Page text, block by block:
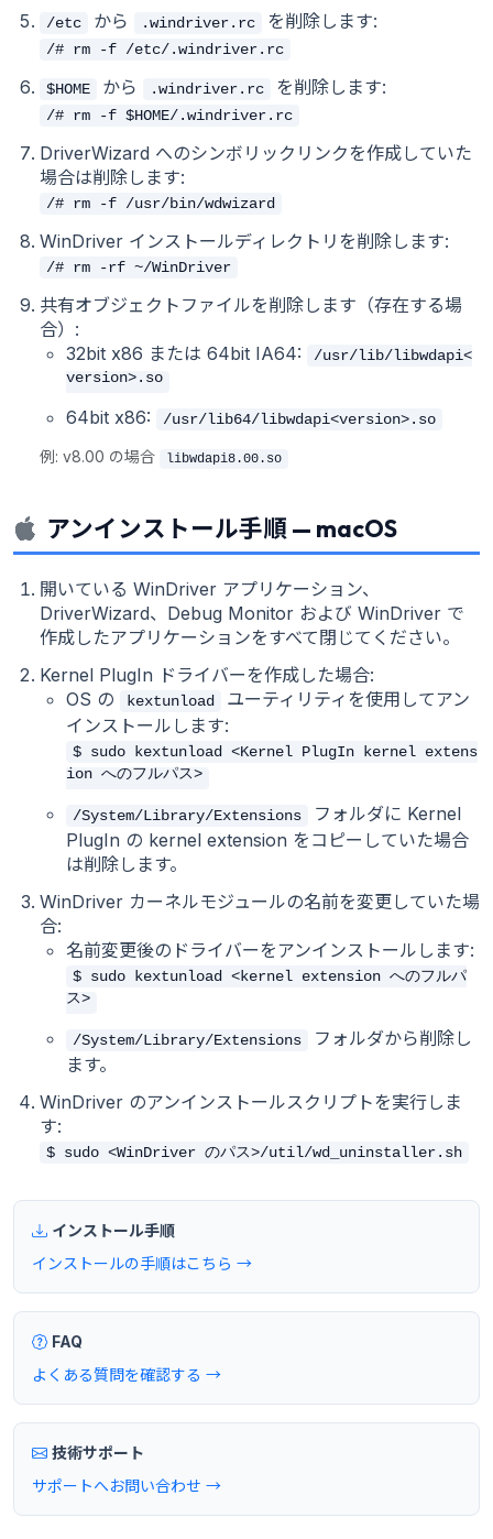
/etc から .windriver.rc を削除します:
/# rm -f /etc/.windriver.rc
$HOME から .windriver.rc を削除します:
/# rm -f $HOME/.windriver.rc
DriverWizard へのシンボリックリンクを作成していた
場合は削除します:
/# rm -f /usr/bin/wdwizard
WinDriver インストールディレクトリを削除します:
/# rm -rf ~/WinDriver
共有オブジェクトファイルを削除します（存在する場
合）:
32bit x86 または 64bit IA64:
/usr/lib/libwdapi<
version>.so
64bit x86:
/usr/lib64/libwdapi<version>.so
例: v8.00 の場合 libwdapi8.00.so
アンインストール手順 — macOS
開いている WinDriver アプリケーション、
DriverWizard、Debug Monitor および WinDriver で
作成したアプリケーションをすべて閉じてください。
Kernel PlugIn ドライバーを作成した場合:
OS の
kextunload
ユーティリティを使用してアン
インストールします:
$ sudo kextunload <Kernel PlugIn kernel extens
ion へのフルパス>
/System/Library/Extensions
フォルダに Kernel
PlugIn の kernel extension をコピーしていた場合
は削除します。
WinDriver カーネルモジュールの名前を変更していた場
合:
名前変更後のドライバーをアンインストールします:
$ sudo kextunload <kernel extension へのフルパ
ス>
/System/Library/Extensions
フォルダから削除し
ます。
WinDriver のアンインストールスクリプトを実行しま
す:
$ sudo <WinDriver のパス>/util/wd_uninstaller.sh
インストール手順
インストールの手順はこちら →
FAQ
よくある質問を確認する →
技術サポート
サポートへお問い合わせ →